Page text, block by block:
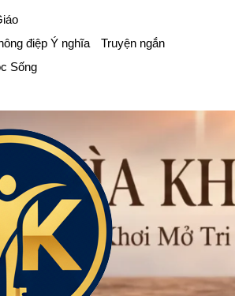
điệp Ý nghĩa
Truyện ngắn
Sống